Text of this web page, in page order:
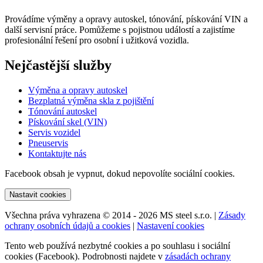
Provádíme výměny a opravy autoskel, tónování, pískování VIN a
další servisní práce. Pomůžeme s pojistnou událostí a zajistíme
profesionální řešení pro osobní i užitková vozidla.
Nejčastější služby
Výměna a opravy autoskel
Bezplatná výměna skla z pojištění
Tónování autoskel
Pískování skel (VIN)
Servis vozidel
Pneuservis
Kontaktujte nás
Facebook obsah je vypnut, dokud nepovolíte sociální cookies.
Nastavit cookies
Všechna práva vyhrazena © 2014 - 2026 MS steel s.r.o. | Zásady
ochrany osobních údajů a cookies | Nastavení cookies
Tento web používá nezbytné cookies a po souhlasu i sociální
cookies (Facebook). Podrobnosti najdete v zásadách ochrany